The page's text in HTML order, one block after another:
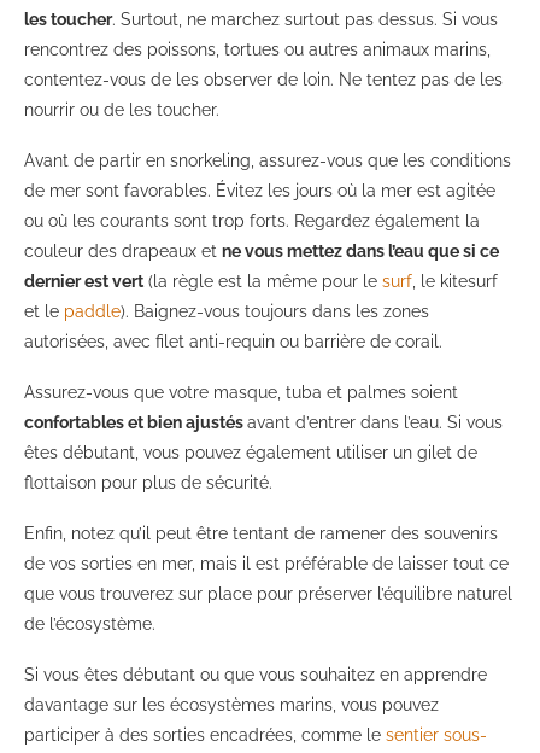
les toucher. Surtout, ne marchez surtout pas dessus. Si vous
rencontrez des poissons, tortues ou autres animaux marins,
contentez-vous de les observer de loin. Ne tentez pas de les
nourrir ou de les toucher.
Avant de partir en snorkeling, assurez-vous que les conditions
de mer sont favorables. Évitez les jours où la mer est agitée
ou où les courants sont trop forts. Regardez également la
couleur des drapeaux et ne vous mettez dans l’eau que si ce
dernier est vert (la règle est la même pour le surf , le kitesurf
et le paddle). Baignez-vous toujours dans les zones
autorisées, avec filet anti-requin ou barrière de corail.
Assurez-vous que votre masque, tuba et palmes soient
confortables et bien ajustésavant d’entrer dans l’eau. Si vous
êtes débutant, vous pouvez également utiliser un gilet de
flottaison pour plus de sécurité.
Enfin, notez qu’il peut être tentant de ramener des souvenirs
de vos sorties en mer, mais il est préférable de laisser tout ce
que vous trouverez sur place pour préserver l’équilibre naturel
de l’écosystème.
Si vous êtes débutant ou que vous souhaitez en apprendre
davantage sur les écosystèmes marins, vous pouvez
participer à des sorties encadrées, comme le sentier sous-